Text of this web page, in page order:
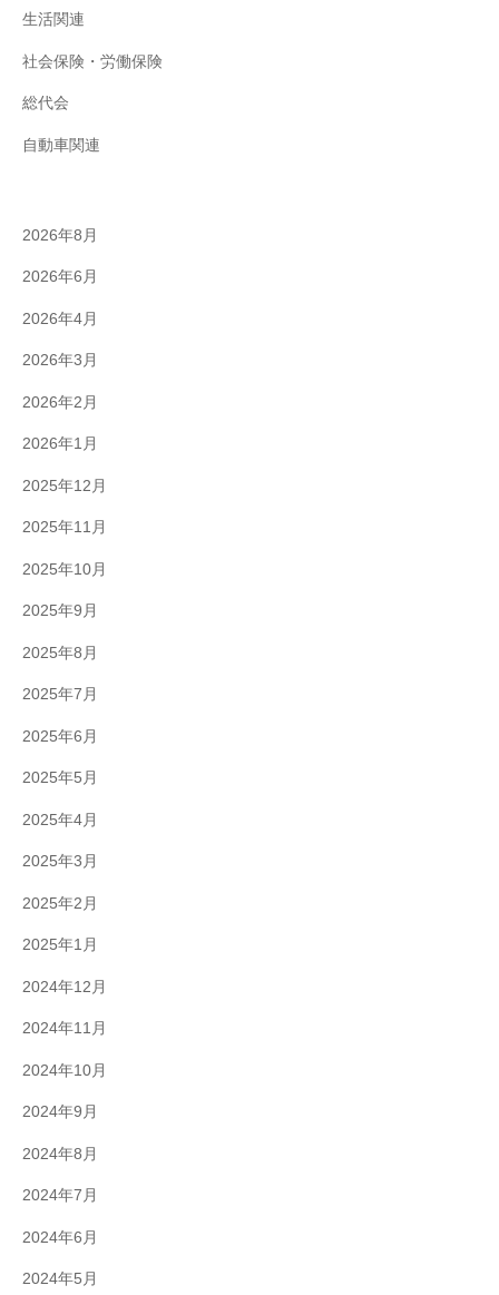
生活関連
社会保険・労働保険
総代会
自動車関連
2026年8月
2026年6月
2026年4月
2026年3月
2026年2月
2026年1月
2025年12月
2025年11月
2025年10月
2025年9月
2025年8月
2025年7月
2025年6月
2025年5月
2025年4月
2025年3月
2025年2月
2025年1月
2024年12月
2024年11月
2024年10月
2024年9月
2024年8月
2024年7月
2024年6月
2024年5月